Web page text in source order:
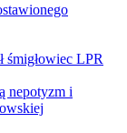
śmigłowiec LPR
nepotyzm i